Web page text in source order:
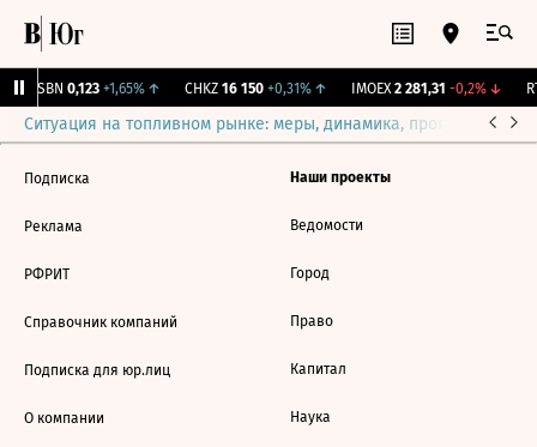
USBN 0,123 +1,65%↑ CHKZ 16 150 +0,31%↑ IMOEX 2 281,31 -0,2%↓
Ситуация на топливном рынке: меры, динамика, прогнозы
Подписка
Реклама
РФРИТ
Справочник компаний
Подписка для юр.лиц
О компании
Наши проекты
Ведомости
Город
Право
Капитал
Наука